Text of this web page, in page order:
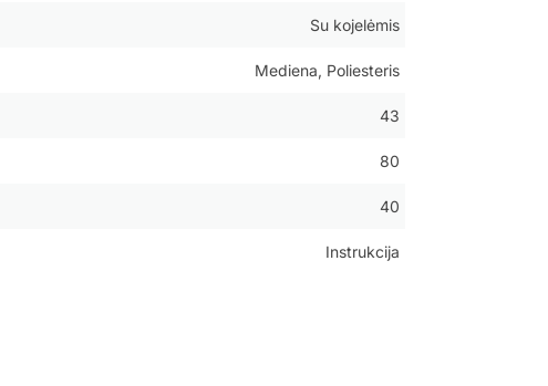
Su kojelėmis
Mediena, Poliesteris
43
80
40
Instrukcija